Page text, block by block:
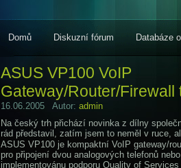
Domů Diskuzní fórum Databáze
ASUS VP100 VoIP
Gateway/Router/Firewall
16.06.2005 Autor: admin
Na český trh přichází novinka z dílny
rád představil, zatím jsem to neměl v ruce,
ASUS VP100 je kompaktní VoIP gateway/
pro připojení dvou analogových telefonů
implementovánu podporu Quality of